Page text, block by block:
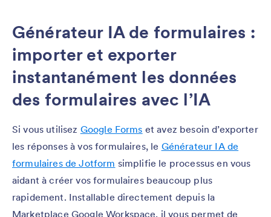
Générateur IA de formulaires :
importer et exporter
instantanément les données
des formulaires avec l’IA
Si vous utilisez Google Forms et avez besoin d’exporter
les réponses à vos formulaires, le Générateur IA de
formulaires de Jotform simplifie le processus en vous
aidant à créer vos formulaires beaucoup plus
rapidement. Installable directement depuis la
Marketplace Google Workspace, il vous permet de